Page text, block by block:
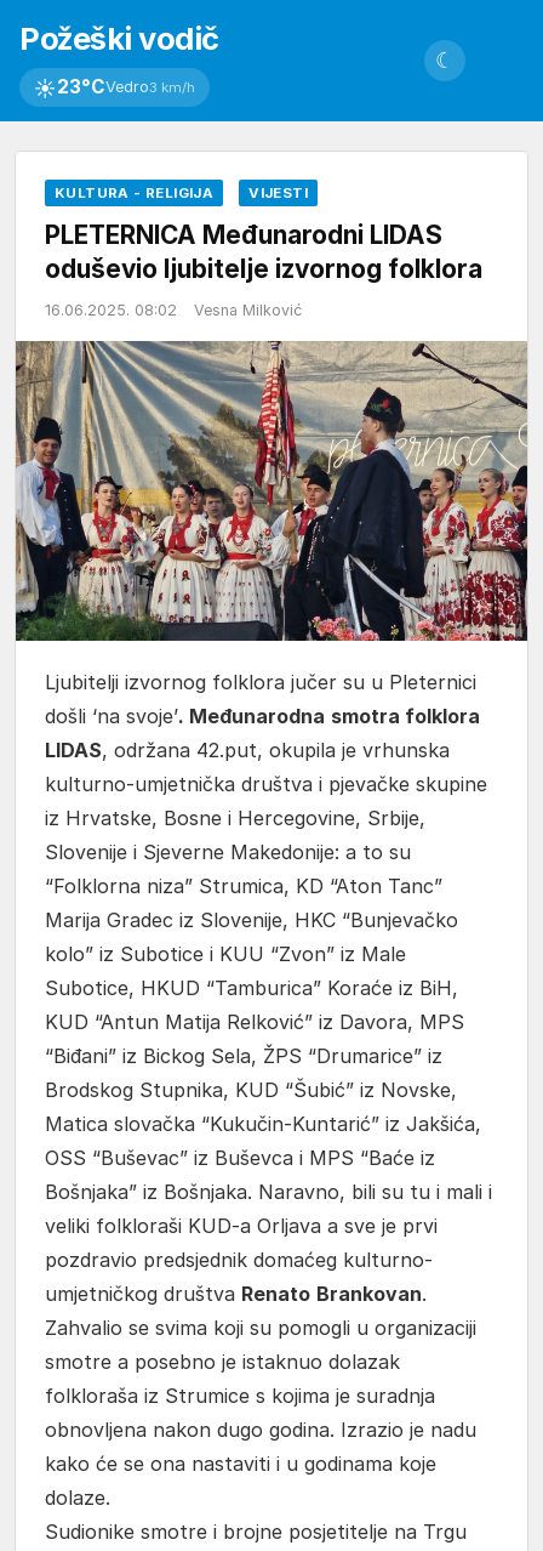
Požeški vodič
☀23°CVedro3 km/h
☾
KULTURA - RELIGIJA VIJESTI
PLETERNICA Međunarodni LIDAS
oduševio ljubitelje izvornog folklora
16.06.2025. 08:02 Vesna Milković
Ljubitelji izvornog folklora jučer su u Pleternici
došli ‘na svoje’. Međunarodna smotra folklora
LIDAS, održana 42.put, okupila je vrhunska
kulturno-umjetnička društva i pjevačke skupine
iz Hrvatske, Bosne i Hercegovine, Srbije,
Slovenije i Sjeverne Makedonije: a to su
“Folklorna niza” Strumica, KD “Aton Tanc”
Marija Gradec iz Slovenije, HKC “Bunjevačko
kolo” iz Subotice i KUU “Zvon” iz Male
Subotice, HKUD “Tamburica” Koraće iz BiH,
KUD “Antun Matija Relković” iz Davora, MPS
“Biđani” iz Bickog Sela, ŽPS “Drumarice” iz
Brodskog Stupnika, KUD “Šubić” iz Novske,
Matica slovačka “Kukučin-Kuntarić” iz Jakšića,
OSS “Buševac” iz Buševca i MPS “Baće iz
Bošnjaka” iz Bošnjaka. Naravno, bili su tu i mali i
veliki folkloraši KUD-a Orljava a sve je prvi
pozdravio predsjednik domaćeg kulturno-
umjetničkog društva Renato Brankovan.
Zahvalio se svima koji su pomogli u organizaciji
smotre a posebno je istaknuo dolazak
folkloraša iz Strumice s kojima je suradnja
obnovljena nakon dugo godina. Izrazio je nadu
kako će se ona nastaviti i u godinama koje
dolaze.
Sudionike smotre i brojne posjetitelje na Trgu